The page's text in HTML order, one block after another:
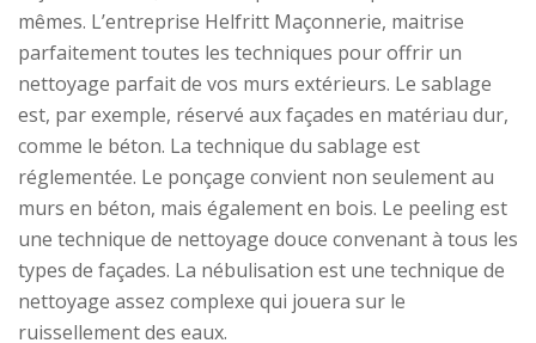
mêmes. L’entreprise Helfritt Maçonnerie, maitrise
parfaitement toutes les techniques pour offrir un
nettoyage parfait de vos murs extérieurs. Le sablage
est, par exemple, réservé aux façades en matériau dur,
comme le béton. La technique du sablage est
réglementée. Le ponçage convient non seulement au
murs en béton, mais également en bois. Le peeling est
une technique de nettoyage douce convenant à tous les
types de façades. La nébulisation est une technique de
nettoyage assez complexe qui jouera sur le
ruissellement des eaux.